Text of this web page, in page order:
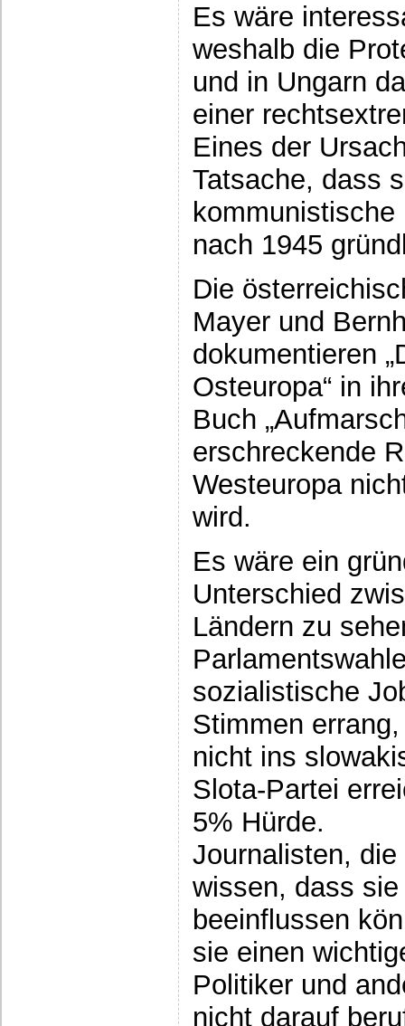
Es wäre
weshalb die
und in Ungarn
einer
Eines der
Tatsache, dass
nach 1945
Die
Mayer und
dokumentieren
Osteuropa“ in
Buch
erschreckende
Westeuropa
wird.
Es wäre ein
Unterschied
Ländern zu
sozialistische
Stimmen
nicht ins
Slota-Partei
5% Hürde.
Journalisten,
wissen, dass
beeinflussen
sie einen
Politiker und
nicht darauf